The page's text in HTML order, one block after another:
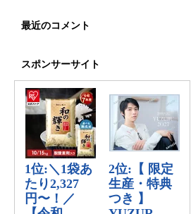
最近のコメント
スポンサーサイト